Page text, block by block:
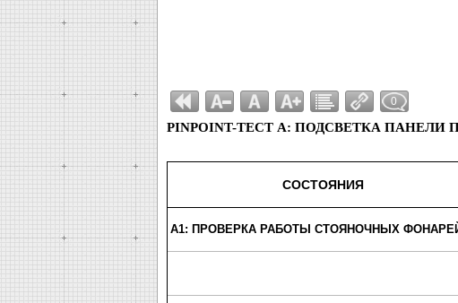
0
PINPOINT-ТЕСТ A: ПОДСВЕТКА ПАНЕЛИ
СОСТОЯНИЯ
A1: ПРОВЕРКА РАБОТЫ СТОЯНОЧНЫХ